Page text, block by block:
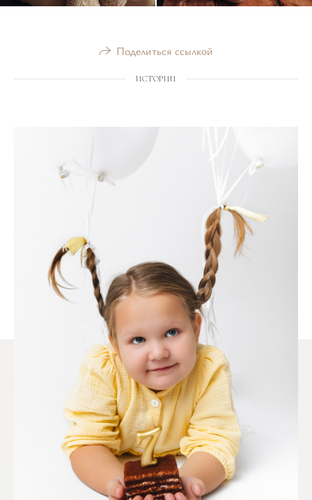
Поделиться ссылкой
ИСТОРИИ